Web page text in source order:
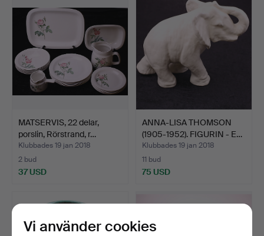
MATSERVIS, 22 delar,
porslin, Rörstrand, r…
Klubbades 19 jan 2018
2 bud
37 USD
ANNA-LISA THOMSON
(1905-1952). FIGURIN - E…
Klubbades 19 jan 2018
11 bud
75 USD
Vi använder cookies